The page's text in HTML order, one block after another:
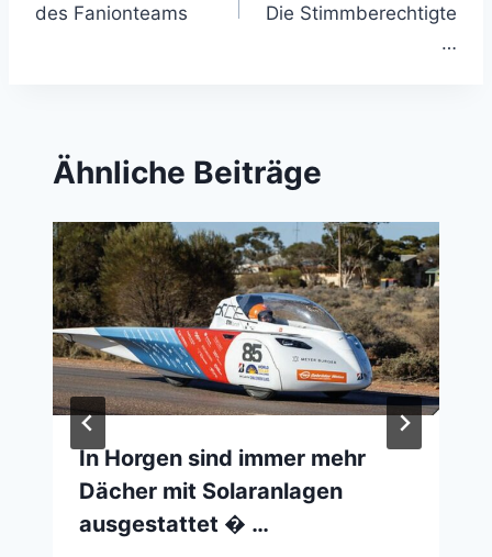
des Fanionteams
Die Stimmberechtigte
…
Ähnliche Beiträge
In Horgen sind immer mehr
Dächer mit Solaranlagen
ausgestattet � …